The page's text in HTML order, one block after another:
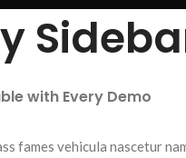
with Every Demo
fames vehicula nascetur